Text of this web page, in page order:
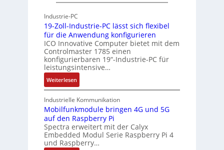
t
e
k
t
u
s
i
c
a
I
a
n
d
Industrie-PC
19-Zoll-Industrie-PC lässt sich flexibel
für die Anwendung konfigurieren
ICO Innovative Computer bietet mit dem
Controlmaster 1785 einen
konfigurierbaren 19“-Industrie-PC für
leistungsintensive…
Weiterlesen:
1
9
-
Z
o
l
l
Industrielle Kommunikation
Mobilfunkmodule bringen 4G und 5G
auf den Raspberry Pi
Spectra erweitert mit der Calyx
Embedded Modul Serie Raspberry Pi 4
und Raspberry…